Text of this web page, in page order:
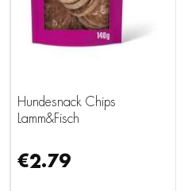
Hundesnack Chips
Lamm&Fisch
€2.79